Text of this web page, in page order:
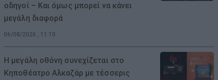
οδηγοί – Και όμως μπορεί να κάνει
μεγάλη διαφορά
06/08/2026 , 11:10
Η μεγάλη οθόνη συνεχίζεται στο
Κηποθέατρο Αλκαζάρ με τέσσερις